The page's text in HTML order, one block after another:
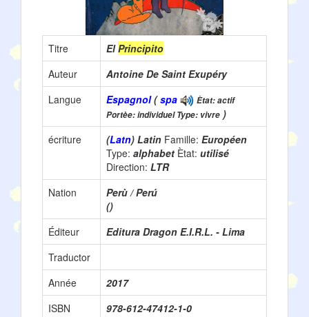
Titre ElPrincipito
Auteur
Antoine De Saint Exupéry
Langue
Espagnol(spa
Ètat: actif
Portèe: individuel Type: vivre )
écriture
(Latn) Latin Famille: Européen
Type: alphabet Ètat: utilisé
Direction: LTR
Nation
Perù / Perú
()
Éditeur
Editura Dragon E.I.R.L. - Lima
Traductor
Année
2017
ISBN
978-612-47412-1-0